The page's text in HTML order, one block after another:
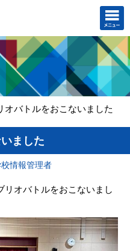
オバトルをおこないました
ました
情報管理者
リオバトルをおこないまし